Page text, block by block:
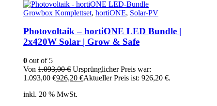
Growbox Komplettset, hortiONE, Solar-PV
Photovoltaik – hortiONE LED Bundle |
2x420W Solar | Grow & Safe
0 out of 5
Von 1.093,00€ Ursprünglicher Preis war:
1.093,00 €926,20 €Aktueller Preis ist: 926,20 €.
inkl. 20 % MwSt.